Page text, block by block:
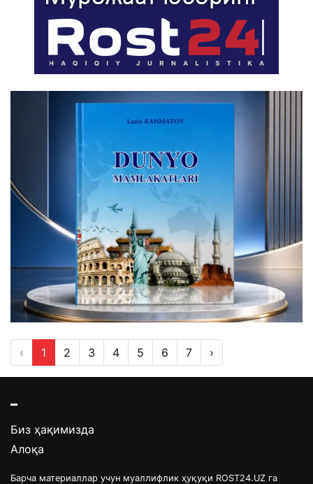
‹ 1 2 3 4 5 6 7 ›
Биз ҳақимизда
Алоқа
Барча материаллар учун муаллифлик ҳуқуқи ROST24.UZ га